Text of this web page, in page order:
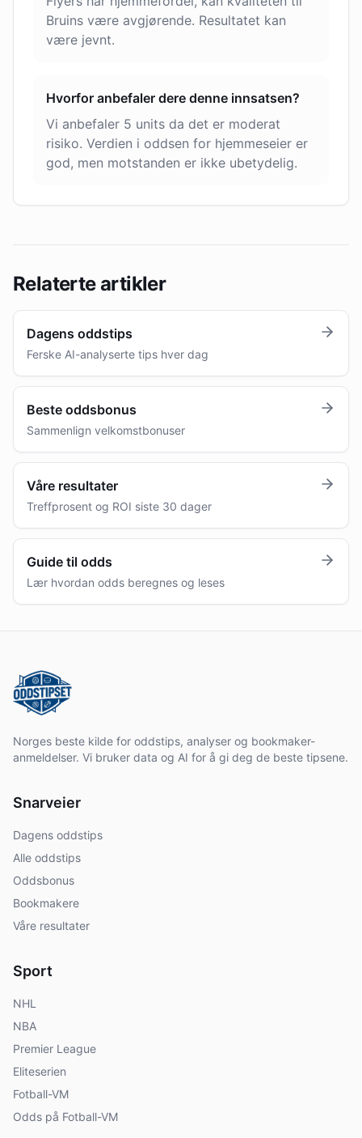
Bruins være avgjørende. Resultatet kan
være jevnt.
Hvorfor anbefaler dere denne innsatsen?
Vi anbefaler 5 units da det er moderat
risiko. Verdien i oddsen for hjemmeseier er
god, men motstanden er ikke ubetydelig.
Relaterte artikler
Dagens oddstips
Ferske AI-analyserte tips hver dag
Beste oddsbonus
Sammenlign velkomstbonuser
Våre resultater
Treffprosent og ROI siste 30 dager
Guide til odds
Lær hvordan odds beregnes og leses
Norges beste kilde for oddstips, analyser og bookmaker-
anmeldelser. Vi bruker data og AI for å gi deg de beste tipsene.
Snarveier
Dagens oddstips
Alle oddstips
Oddsbonus
Bookmakere
Våre resultater
Sport
NHL
NBA
Premier League
Eliteserien
Fotball-VM
Odds på Fotball-VM